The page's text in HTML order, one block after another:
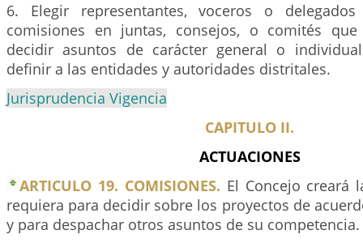
6. Elegir representantes, voceros o
comisiones en juntas, consejos, o comités
decidir asuntos de carácter general o
definir a las entidades y autoridades distritales.
Jurisprudencia Vigencia
CAPITULO II.
ACTUACIONES
ARTICULO 19. COMISIONES. El Concejo creará
requiera para decidir sobre los proyectos de
y para despachar otros asuntos de su competencia.